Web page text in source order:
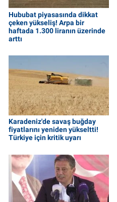
Hububat piyasasında dikkat
çeken yükseliş! Arpa bir
haftada 1.300 liranın üzerinde
arttı
Karadeniz'de savaş buğday
fiyatlarını yeniden yükseltti!
Türkiye için kritik uyarı